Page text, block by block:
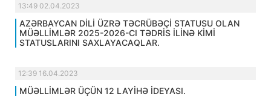
13:49 02.04.2023
AZƏRBAYCAN DİLİ ÜZRƏ TƏCRÜBƏÇİ STATUSU OLAN
MÜƏLLİMLƏR 2025-2026-CI TƏDRİS İLİNƏ KİMİ
STATUSLARINI SAXLAYACAQLAR.
12:39 16.04.2023
MÜƏLLİMLƏR ÜÇÜN 12 LAYİHƏ İDEYASI.